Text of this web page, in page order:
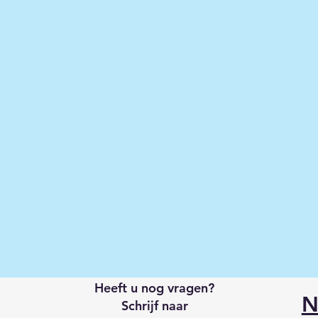
Heeft u nog vragen?
Schrijf naar